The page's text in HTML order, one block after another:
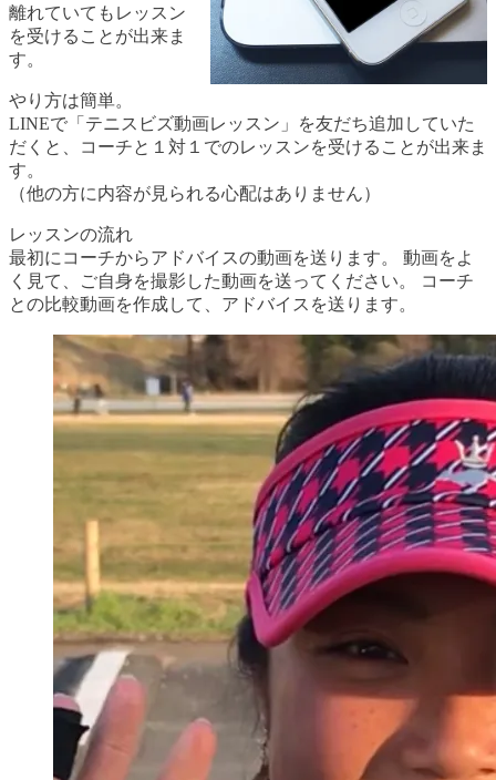
離れていてもレッスン
を受けることが出来ま
す。
やり方は簡単。
LINEで「テニスビズ動画レッスン」を友だち追加していた
だくと、コーチと１対１でのレッスンを受けることが出来ま
す。
（他の方に内容が見られる心配はありません）
レッスンの流れ
最初にコーチからアドバイスの動画を送ります。 動画をよ
く見て、ご自身を撮影した動画を送ってください。 コーチ
との比較動画を作成して、アドバイスを送ります。